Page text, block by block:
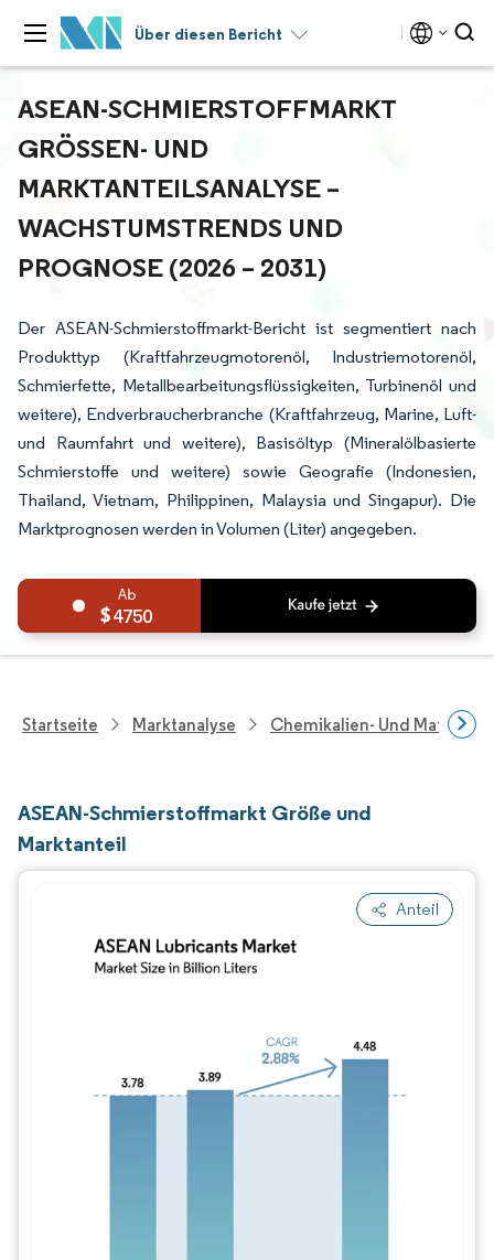
Über diesen Bericht
ASEAN-SCHMIERSTOFFMARKT
GRÖSSEN- UND M
ARKTANTEILSANALYSE – W
ACHSTUMSTRENDS UND P
ROGNOSE (2026 – 2031)
Der ASEAN-Schmierstoffmarkt-Bericht ist segmentiert nach
Produkttyp (Kraftfahrzeugmotorenöl, Industriemotorenöl,
Schmierfette, Metallbearbeitungsflüssigkeiten, Turbinenöl und
weitere), Endverbraucherbranche (Kraftfahrzeug, Marine, Luft-
und Raumfahrt und weitere), Basisöltyp (Mineralölbasierte
Schmierstoffe und weitere) sowie Geografie (Indonesien,
Thailand, Vietnam, Philippinen, Malaysia und Singapur). Die
Marktprognosen werden in Volumen (Liter) angegeben.
4750
Startseite Marktanalyse Chemikalien- Und
ASEAN-Schmierstoffmarkt Größe und
Marktanteil
Anteil